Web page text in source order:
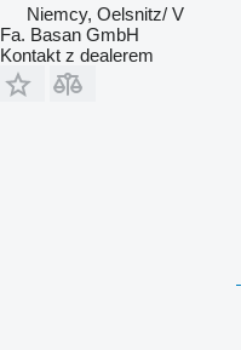
Niemcy, Oelsnitz/ V
Fa. Basan GmbH
Kontakt z dealerem